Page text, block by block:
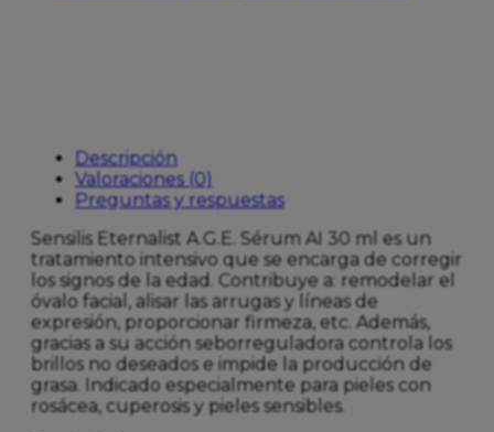
Descripción
Valoraciones (0)
Preguntas y respuestas
Sensilis Eternalist A.G.E. Sérum AI 30 ml es un
tratamiento intensivo que se encarga de corregir
los signos de la edad. Contribuye a: remodelar el
óvalo facial, alisar las arrugas y líneas de
expresión, proporcionar firmeza, etc. Además,
gracias a su acción seborreguladora controla los
brillos no deseados e impide la producción de
grasa. Indicado especialmente para pieles con
rosácea, cuperosis y pieles sensibles.